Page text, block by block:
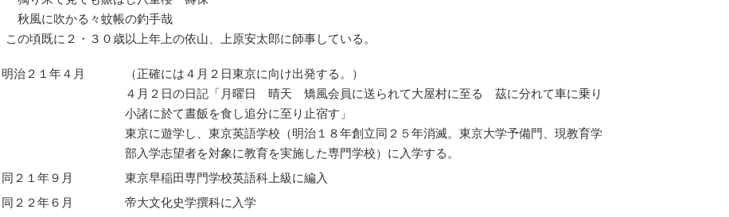
秋風に吹かる々蚊帳の釣手哉
この頃既に２・３０歳以上年上の依山、上原安太郎に師事している。
明治２１年４月
（正確には４月２日東京に向け出発する。）
４月２日の日記「月曜日 晴天 矯風会員に送られて大屋村に至る 茲に分れて車に乗り
小諸に於て晝飯を食し追分に至り止宿す」
東京に遊学し、東京英語学校（明治１８年創立同２５年消滅。東京大学予備門、現教育学
部入学志望者を対象に教育を実施した専門学校）に入学する。
同２１年９月
東京早稲田専門学校英語科上級に編入
同２２年６月
帝大文化史学撰科に入学